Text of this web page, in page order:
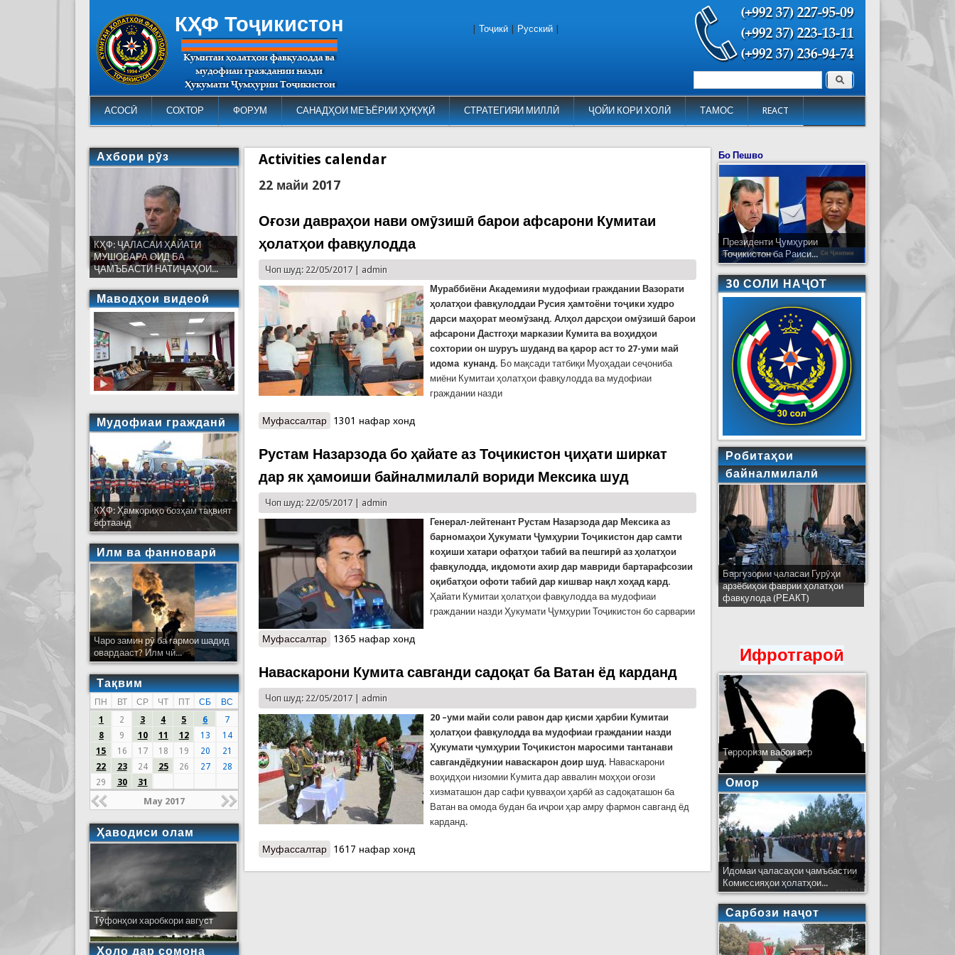
КҲФ Тоҷикистон
АСОСӢ СОХТОР ФОРУМ САНАДҲОИ МЕЪЁРИИ ҲУҚУҚӢ СТРАТЕГИЯИ МИЛЛӢ ҶОЙИ КОРИ ХОЛӢ ТАМОС REACT
Форма поиска Поиск
Тоҷикӣ Русский
Activities calendar
22 майи 2017
Оғози давраҳои нави омӯзишӣ барои афсарони Кумитаи
ҳолатҳои фавқулодда
Чоп шуд: 22/05/2017 | admin
Мураббиёни Академияи мудофиаи граждании Вазорати
ҳолатҳои фавқулоддаи Русия ҳамтоёни тоҷики худро
дарси маҳорат меомӯзанд. Алҳол дарсҳои омӯзишӣ барои
афсарони Дастгоҳи марказии Кумита ва воҳидҳои
сохтории он шуруъ шуданд ва қарор аст то 27-уми май
идома кунанд. Бо мақсади татбиқи Муоҳадаи сеҷониба
миёни Кумитаи ҳолатҳои фавқулодда ва мудофиаи
граждании назди
Муфассалтар о Оғози давраҳои нави омӯзишӣ барои афсарони Кумитаи ҳолатҳои фавқулодда
1301 нафар хонд
Рустам Назарзода бо ҳайате аз Тоҷикистон ҷиҳати ширкат
дар як ҳамоиши байналмилалӣ вориди Мексика шуд
Чоп шуд: 22/05/2017 | admin
Генерал-лейтенант Рустам Назарзода дар Мексика аз
барномаҳои Ҳукумати Ҷумҳурии Тоҷикистон дар самти
коҳиши хатари офатҳои табиӣ ва пешгирӣ аз ҳолатҳои
фавқулодда, иқдомоти ахир дар мавриди бартарафсозии
оқибатҳои офоти табиӣ дар кишвар нақл хоҳад кард.
Ҳайати Кумитаи ҳолатҳои фавқулодда ва мудофиаи
граждании назди Ҳукумати Ҷумҳурии Тоҷикистон бо сарварии
Муфассалтар о Рустам Назарзода бо ҳайате аз Тоҷикистон ҷиҳати ширкат дар як ҳамоиши байналмилалӣ вориди Мексика шуд
1365 нафар хонд
Наваскарони Кумита савганди садоқат ба Ватан ёд карданд
Чоп шуд: 22/05/2017 | admin
20 –уми майи соли равон дар қисми ҳарбии Кумитаи
ҳолатҳои фавқулодда ва мудофиаи граждании назди
Ҳукумати ҷумҳурии Тоҷикистон маросими тантанави
савгандёдкунии наваскарон доир шуд. Наваскарони
воҳидҳои низомии Кумита дар аввалин моҳҳои оғози
хизматашон дар сафи қувваҳои ҳарбӣ аз садоқаташон ба
Ватан ва омода будан ба иҷрои ҳар амру фармон савганд ёд
карданд.
Муфассалтар о Наваскарони Кумита савганди садоқат ба Ватан ёд карданд
1617 нафар хонд
Ахбори рӯз
КҲФ: ҶАЛАСАИ ҲАЙАТИ
МУШОВАРА ОИД БА
ҶАМЪБАСТИ НАТИҶАҲОИ...
Маводҳои видеоӣ
Мудофиаи гражданӣ
КҲФ: Ҳамкориҳо бозҳам тақвият
ёфтаанд
Илм ва фанноварӣ
Чаро замин рӯ ба гармои шадид
овардааст? Илм чӣ...
Тақвим
ПН ВТ СР ЧТ ПТ СБ
ВС
1
2 3 4 5 6
7
8
9 10 11 12 13
14
15
16 17 18 19 20
21
22
23 24 25 26 27
28
29
30 31
May 2017
Ҳаводиси олам
Тӯфонҳои харобкори август
Ҳоло дар сомона
Бо Пешво
Президенти Ҷумҳурии
Тоҷикистон ба Раиси...
30 СОЛИ НАҶОТ
Робитаҳои
байналмилалӣ
Баргузории ҷаласаи Гурӯҳи
арзёбиҳои фаврии ҳолатҳои
фавқулода (РЕАКТ)
Ширкати ҳайати Тоҷикистон дар
ҷаласаи идораҳои наҷоти
кишварҳои узви СҲШ дар
шаҳри Деҳлӣ
Ифротгароӣ
Терроризм вабои аср
Омор
Идомаи ҷаласаҳои ҷамъбастии
Комиссияҳои ҳолатҳои...
Сарбози наҷот